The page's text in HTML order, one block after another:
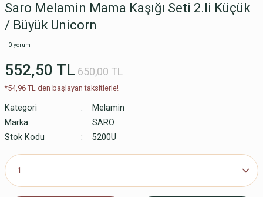
Saro Melamin Mama Kaşığı Seti 2.li Küçük
/ Büyük Unicorn
0 yorum
552,50 TL 650,00 TL
*54,96 TL den başlayan taksitlerle!
Kategori
Melamin
Marka
SARO
Stok Kodu
5200U